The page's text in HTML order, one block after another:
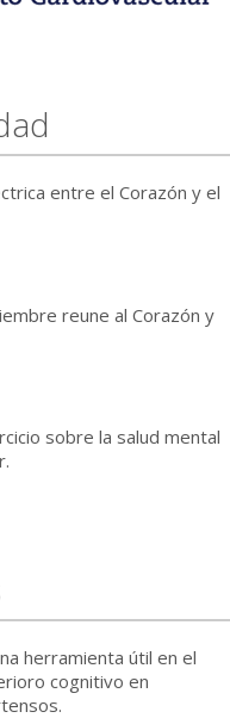
entre el Corazón y el
reune al Corazón y
sobre la salud mental
herramienta útil en el
cognitivo en